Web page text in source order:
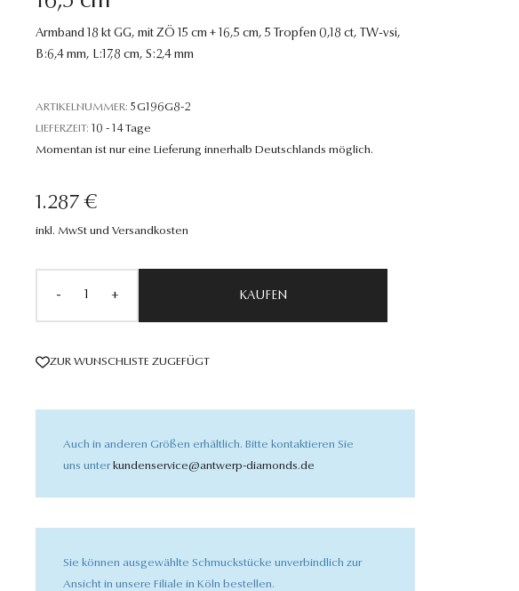
Armband 18 kt GG, mit ZÖ 15 cm + 16,5 cm, 5 Tropfen 0,18 ct, TW-vsi,
B:6,4 mm, L:17,8 cm, S:2,4 mm
ARTIKELNUMMER: 5G196G8-2
LIEFERZEIT: 10 - 14 Tage
Momentan ist nur eine Lieferung innerhalb Deutschlands möglich.
1.287 €
inkl. MwSt und Versandkosten
- + KAUFEN
ZUR WUNSCHLISTE ZUGEFÜGT
Auch in anderen Größen erhältlich. Bitte kontaktieren Sie
uns unter kundenservice@antwerp-diamonds.de
Sie können ausgewählte Schmuckstücke unverbindlich zur
Ansicht in unsere Filiale in Köln bestellen.